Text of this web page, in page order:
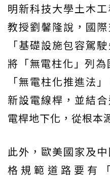
明新科技大學土木
教授劉馨隆說，國
「基礎設施包容駕
將「無電柱化」列
「無電柱化推進法
新設電線桿，並結
電桿地下化，從根本
此外，歐美國家及
格規範道路要有